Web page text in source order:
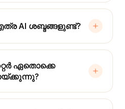
AI ശബ്ദങ്ങളുണ്ട്?
ഏതൊക്കെ